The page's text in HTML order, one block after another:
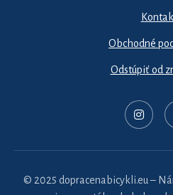
Obchodné
Odstúpiť od
© 2025 dopracenabicykli.eu –